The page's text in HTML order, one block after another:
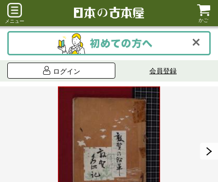
メニュー かご
ログイン 会員登録